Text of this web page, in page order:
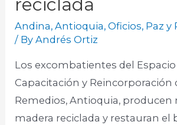
reciclada
Andina,Antioquia,Oficios, Paz y
/ ByAndrés Ortiz
Los excombatientes del
Capacitación y Reincorporación
Remedios, Antioquia, producen
madera reciclada y restauran el